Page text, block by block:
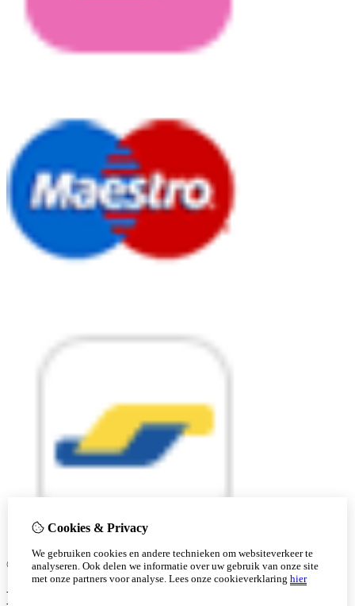
© Copyright 2026 |
Cookies & Privacy
We gebruiken cookies en andere technieken om websiteverkeer te
analyseren. Ook delen we informatie over uw gebruik van onze site
met onze partners voor analyse. Lees onze cookieverklaring hier
Ben je 18 of ouder?